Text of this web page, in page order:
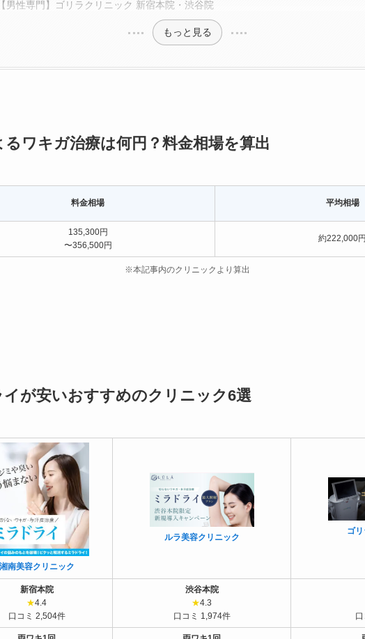
【男性専門】ゴリラクリニック 新宿本院・渋谷院
もっと見る
ワキガ治療は何円？料金相場を算出
料金相場 平均相場
135,300円
〜356,500円
約222,000円
※本記事内のクリニック より算出
が安いおすすめのクリニック6選
湘南美容クリニック
ルラ美容クリニック
ゴ
新宿本院
★4.4
口コミ 2,504件
渋谷本院
★4.3
口コミ 1,974件